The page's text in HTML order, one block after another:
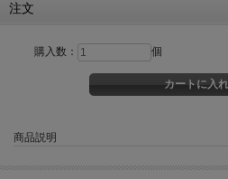
注文
購入数： 個
商品説明